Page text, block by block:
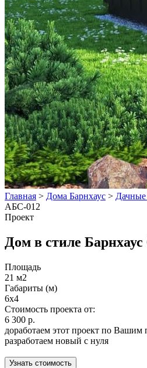
Главная > Дома Барнхаус > Дачные
АБС-012
Проект
Дом в стиле
Площадь
21 м2
Габариты (м)
6х4
Стоимость проекта от:
6 300 р.
доработаем этот проект по
разработаем новый с нуля
Узнать стоимость